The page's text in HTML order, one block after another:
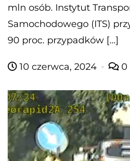
mln osób. Instytut
Samochodowego (ITS)
90 proc. przypadków […]
10 czerwca, 2024 0